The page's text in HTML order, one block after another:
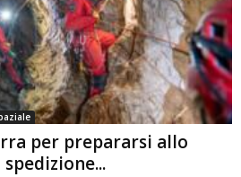
per prepararsi allo